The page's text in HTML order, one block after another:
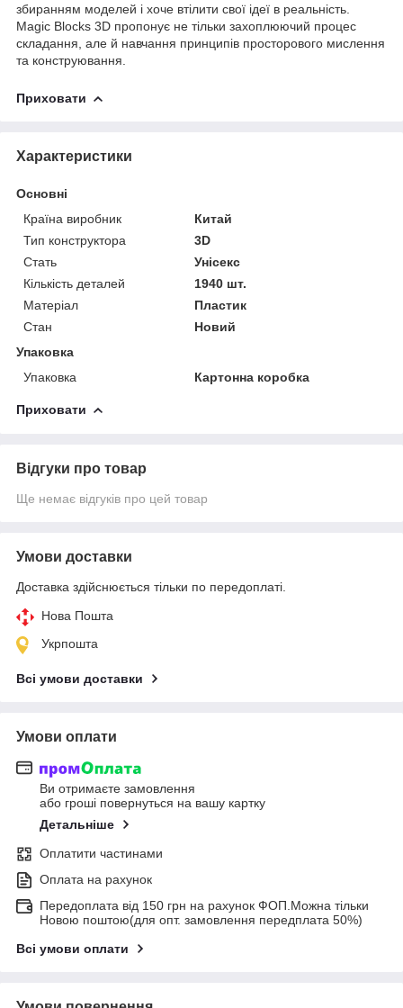
збиранням моделей і хоче втілити свої ідеї в реальність.
Magic Blocks 3D пропонує не тільки захоплюючий процес
складання, але й навчання принципів просторового мислення
та конструювання.
Приховати
Характеристики
Основні
Країна виробник
Китай
Тип конструктора
3D
Стать
Унісекс
Кількість деталей
1940 шт.
Матеріал
Пластик
Стан
Новий
Упаковка
Упаковка
Картонна коробка
Приховати
Відгуки про товар
Ще немає відгуків про цей товар
Умови доставки
Доставка здійснюється тільки по передоплаті.
Нова Пошта
Укрпошта
Всі умови доставки
Умови оплати
Ви отримаєте замовлення
або гроші повернуться на вашу картку
Детальніше
Оплатити частинами
Оплата на рахунок
Передоплата від 150 грн на рахунок ФОП.Можна тільки
Новою поштою(для опт. замовлення передплата 50%)
Всі умови оплати